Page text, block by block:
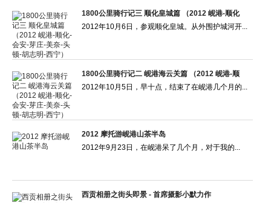
1800公里骑行记三 顺化皇城篇 （2012 岘港-顺化
2012年10月6日，参观顺化皇城。从外围护城河开...
1800公里骑行记二 岘港海云关篇 （2012 岘港-顺
2012年10月5日，早十点，结束了在岘港几个月的...
2012 摩托游岘港山茶半岛
2012年9月23日，在岘港呆了几个月，对于我的...
西贡相册之街头即景 - 首席摄影小默力作